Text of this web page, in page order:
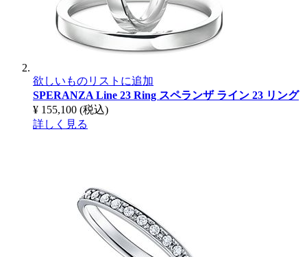
欲しいものリストに追加
SPERANZA Line 23 Ring スペランザ ライン 23 リング
¥ 155,100 (税込)
詳しく見る